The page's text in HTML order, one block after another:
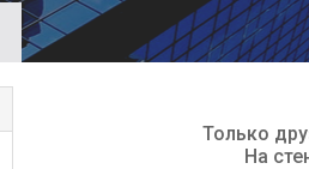
Только
На